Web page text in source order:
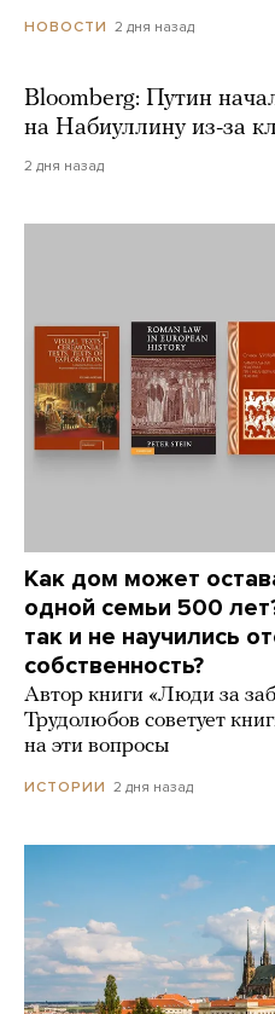
НОВОСТИ 2 дня назад
Bloomberg: Путин
на Набиуллину из-за
2 дня назад
Как дом может
одной семьи 500
так и не научились
собственность?
Автор книги «Люди за
Трудолюбов советует
на эти вопросы
ИСТОРИИ 2 дня назад